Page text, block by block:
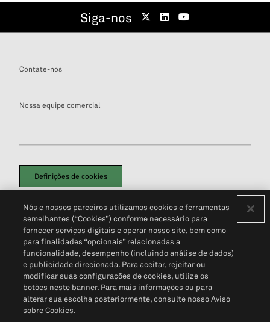
Siga-nos
Contate-nos
Nossa equipe comercial
Definições de cookies
Política de PrivacidadePortal de privacidade do cliente (em inglês)
Não Venda Minhas Informações Pessoais© 2026 S&P Global
Nós e nossos parceiros utilizamos cookies e ferramentas
semelhantes (“Cookies”) conforme necessário para
fornecer serviços digitais e operar nosso site, bem como
para finalidades “opcionais” relacionadas a
funcionalidade, desempenho (incluindo análise de dados)
e publicidade direcionada. Para aceitar, rejeitar ou
modificar suas configurações de cookies, utilize os
botões neste banner. Para mais informações ou para
alterar sua escolha posteriormente, consulte nosso Aviso
sobre Cookies.